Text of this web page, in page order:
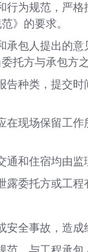
行为规范，严
》的要求。
承包人提出的
托方与承包方
告种类，提交时
在现场保留工
和住宿均由监
委托方或工程
安全事故，造成